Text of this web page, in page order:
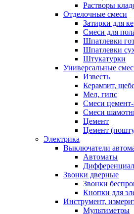
Растворы
Отделочные смеси
Затирки для
Смеси для
Шпатлевки
Шпатлевки
Штукатурки
Универсальные
Известь
Керамзит,
Мел, гипс
Смеси
Смеси
Цемент
Цемент
Электрика
Выключатели
Автоматы
Звонки дверные
Звонки
Кнопки для
Инструмент,
Мультиметры